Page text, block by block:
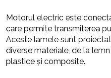
Motorul electric este
care permite transmiterea
Aceste lamele sunt
diverse materiale, de la
plastice și composite.